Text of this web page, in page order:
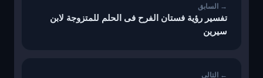
تفسير رؤية فستان الفرح فى الحلم للمتزوجة لابن
سيرين